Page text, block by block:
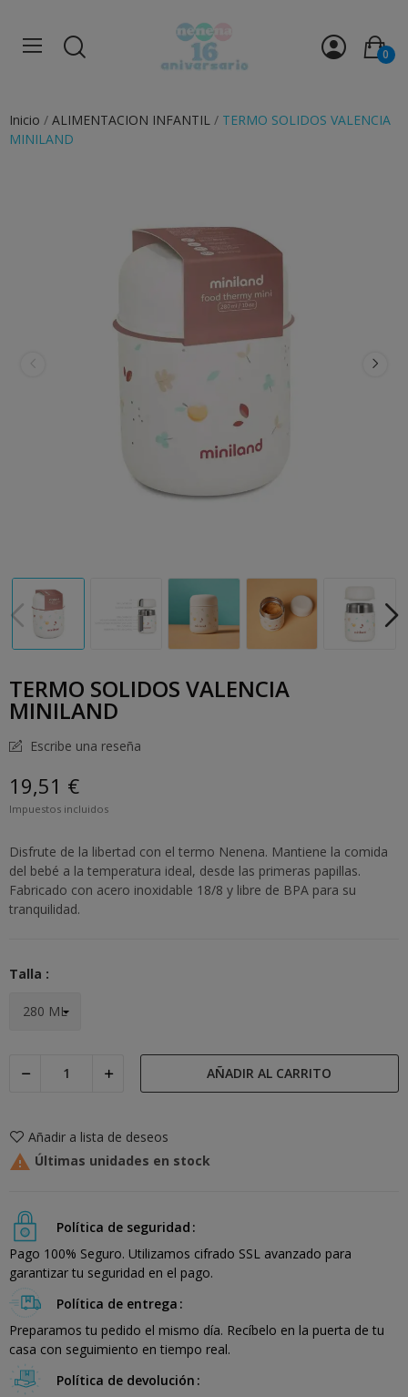
0
Inicio ALIMENTACION INFANTIL
TERMO SOLIDOS VALENCIA
MINILAND
TERMO SOLIDOS VALENCIA
MINILAND
Escribe una reseña
19,51 €
Impuestos incluidos
Disfrute de la libertad con el termo Nenena. Mantiene la comida
del bebé a la temperatura ideal, desde las primeras papillas.
Fabricado con acero inoxidable 18/8 y libre de BPA para su
tranquilidad.
Talla :
AÑADIR AL CARRITO
Añadir a lista de deseos
 Últimas unidades en stock
Política de seguridad
Pago 100% Seguro. Utilizamos cifrado SSL avanzado para
garantizar tu seguridad en el pago.
Política de entrega
Preparamos tu pedido el mismo día. Recíbelo en la puerta de tu
casa con seguimiento en tiempo real.
Política de devolución